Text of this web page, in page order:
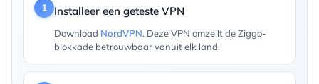
1 Installeer een geteste VPN
Download NordVPN. Deze VPN omzeilt de Ziggo-
blokkade betrouwbaar vanuit elk land.